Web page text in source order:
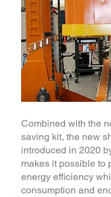
Combined with the
saving kit, the new
introduced in 2020
makes it possible to
energy efficiency
consumption and